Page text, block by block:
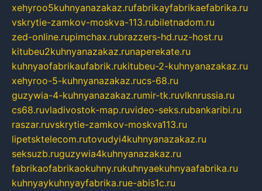
xehyroo5kuhnyanazakaz.rufabrikayfabrikaefabrika.ru
vskrytie-zamkov-moskva-113.rubiletnadom.ru
zed-online.rupimchax.rubrazzers-hd.ruz-host.ru
kitubeu2kuhnyanazakaz.runaperekate.ru
kuhnyaofabrikaufabrik.rukitubeu-2-kuhnyanazakaz.ru
xehyroo-5-kuhnyanazakaz.rucs-68.ru
guzywia-4-kuhnyanazakaz.rumir-tk.ruvlknrussia.ru
cs68.ruvladivostok-map.ruvideo-seks.rubankaribi.ru
raszar.ruvskrytie-zamkov-moskva113.ru
lipetsktelecom.rutovudyi4kuhnyanazakaz.ru
seksuzb.ruguzywia4kuhnyanazakaz.ru
fabrikaofabrikaokuhny.rukuhnyaekuhnyaafabrika.ru
kuhnyaykuhnyayfabrika.rue-abis1c.ru